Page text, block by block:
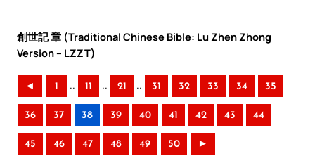
創世記 章 (Traditional Chinese Bible: Lu Zhen Zhong
Version – LZZT)
◄ 1 .. 11 .. 21 .. 31 32 33 34 35
36 37 38 39 40 41 42 43 44
45 46 47 48 49 50 ►